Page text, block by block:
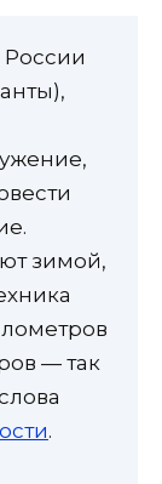
России
зимой,
— так
.